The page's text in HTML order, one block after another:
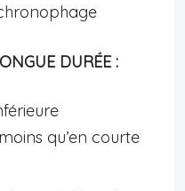
DURÉE :
qu’en courte